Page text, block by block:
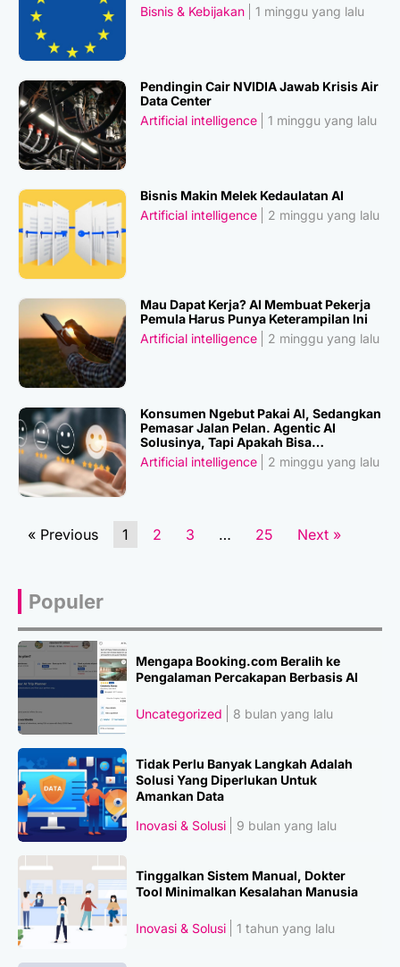
Bisnis & Kebijakan
1 minggu yang lalu
Pendingin Cair NVIDIA Jawab Krisis Air
Data Center
Artificial intelligence
1 minggu yang lalu
Bisnis Makin Melek Kedaulatan AI
Artificial intelligence
2 minggu yang lalu
Mau Dapat Kerja? AI Membuat Pekerja
Pemula Harus Punya Keterampilan Ini
Artificial intelligence
2 minggu yang lalu
Konsumen Ngebut Pakai AI, Sedangkan
Pemasar Jalan Pelan. Agentic AI
Solusinya, Tapi Apakah Bisa
Dipercaya?
Artificial intelligence 2 minggu yang lalu
« Previous 1 2 3 … 25 Next »
Populer
Mengapa Booking.com Beralih ke
Pengalaman Percakapan Berbasis AI
Uncategorized 8 bulan yang lalu
Tidak Perlu Banyak Langkah Adalah
Solusi Yang Diperlukan Untuk
Amankan Data
Inovasi & Solusi
9 bulan yang lalu
Tinggalkan Sistem Manual, Dokter
Tool Minimalkan Kesalahan Manusia
Inovasi & Solusi 1 tahun yang lalu